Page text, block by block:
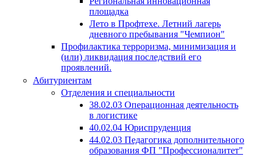
площадка
Лето в Профтехе. Летний лагерь
дневного пребывания "Чемпион"
Профилактика терроризма, минимизация и
(или) ликвидация последствий его
проявлений.
Абитуриентам
Отделения и специальности
38.02.03 Операционная деятельность
в логистике
40.02.04 Юриспруденция
44.02.03 Педагогика дополнительного
образования ФП "Профессионалитет"